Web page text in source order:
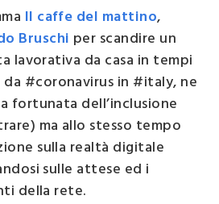
Il caffe del mattino,
Bruschi per scandire un
lavorativa da casa in tempi
#coronavirus in #italy, ne
fortunata dell’inclusione
ma allo stesso tempo
sulla realtà digitale
sulle attese ed i
della rete.